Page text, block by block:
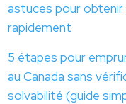
astuces pour obtenir
rapidement
5 étapes pour
au Canada sans
solvabilité (guide